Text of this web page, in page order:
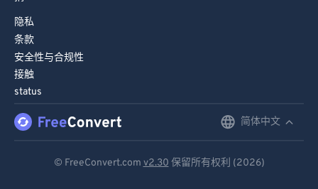
隐私
条款
安全性与合规性
接触
status
简体中文
© FreeConvert.com v2.30 保留所有权利 (2026)